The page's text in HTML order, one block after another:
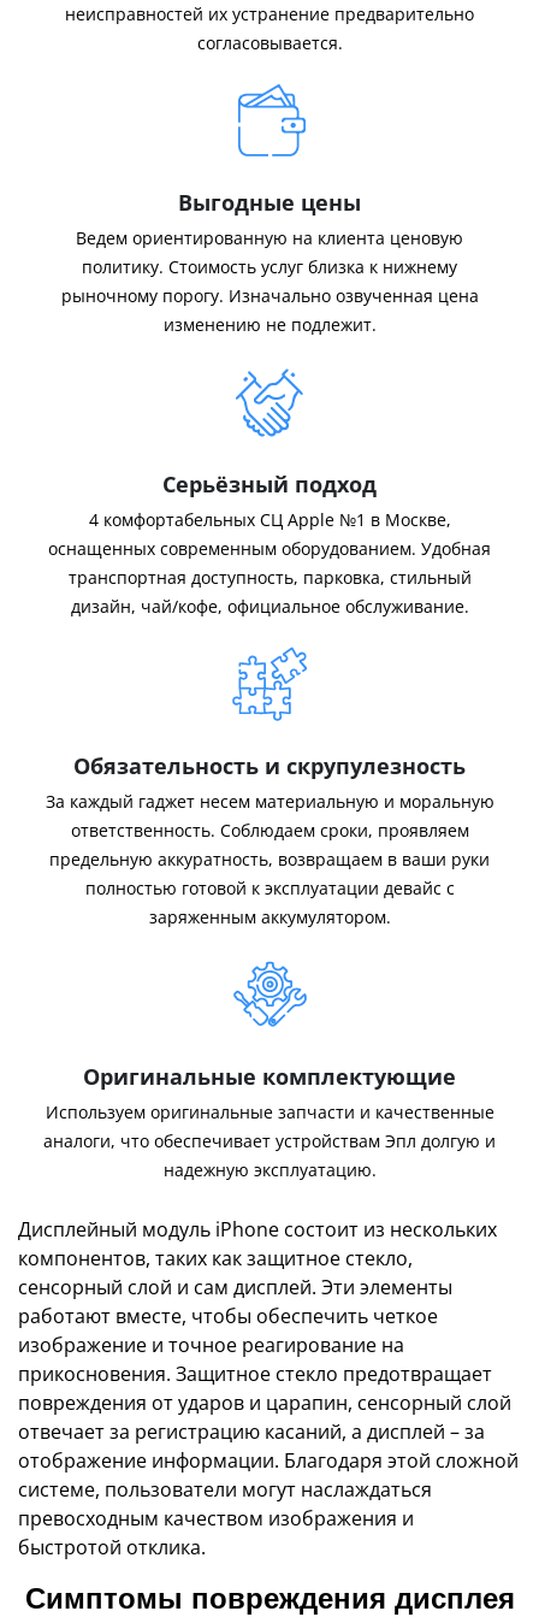
неисправностей их устранение предварительно
согласовывается.
Выгодные цены
Ведем ориентированную на клиента ценовую
политику. Стоимость услуг близка к нижнему
рыночному порогу. Изначально озвученная цена
изменению не подлежит.
Серьёзный подход
4 комфортабельных СЦ Apple №1 в Москве,
оснащенных современным оборудованием. Удобная
транспортная доступность, парковка, стильный
дизайн, чай/кофе, официальное обслуживание.
Обязательность и скрупулезность
За каждый гаджет несем материальную и моральную
ответственность. Соблюдаем сроки, проявляем
предельную аккуратность, возвращаем в ваши руки
полностью готовой к эксплуатации девайс с
заряженным аккумулятором.
Оригинальные комплектующие
Используем оригинальные запчасти и качественные
аналоги, что обеспечивает устройствам Эпл долгую и
надежную эксплуатацию.
Дисплейный модуль iPhone состоит из нескольких
компонентов, таких как защитное стекло,
сенсорный слой и сам дисплей. Эти элементы
работают вместе, чтобы обеспечить четкое
изображение и точное реагирование на
прикосновения. Защитное стекло предотвращает
повреждения от ударов и царапин, сенсорный слой
отвечает за регистрацию касаний, а дисплей – за
отображение информации. Благодаря этой сложной
системе, пользователи могут наслаждаться
превосходным качеством изображения и
быстротой отклика.
Симптомы повреждения дисплея